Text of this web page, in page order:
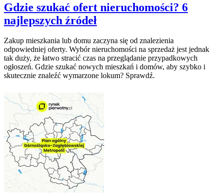
Gdzie szukać ofert nieruchomości? 6
najlepszych źródeł
Zakup mieszkania lub domu zaczyna się od znalezienia
odpowiedniej oferty. Wybór nieruchomości na sprzedaż jest jednak
tak duży, że łatwo stracić czas na przeglądanie przypadkowych
ogłoszeń. Gdzie szukać nowych mieszkań i domów, aby szybko i
skutecznie znaleźć wymarzone lokum? Sprawdź.